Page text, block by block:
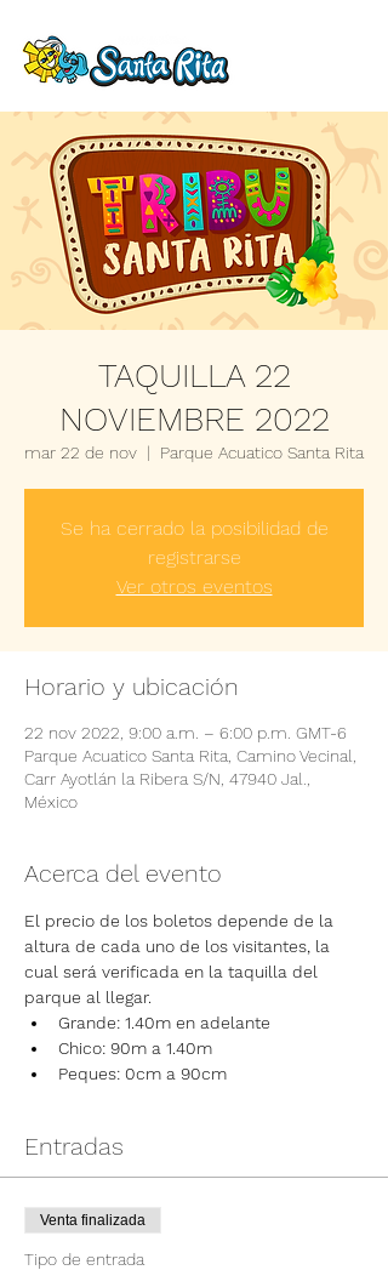
TAQUILLA 22
NOVIEMBRE 2022
mar 22 de nov
  |
Parque Acuatico Santa Rita
Se ha cerrado la posibilidad de
registrarse
Ver otros eventos
Horario y ubicación
22 nov 2022, 9:00 a.m. – 6:00 p.m. GMT-6
Parque Acuatico Santa Rita, Camino Vecinal,
Carr Ayotlán la Ribera S/N, 47940 Jal.,
México
Acerca del evento
El precio de los boletos depende de la
altura de cada uno de los visitantes, la
cual será verificada en la taquilla del
parque al llegar.
Grande: 1.40m en adelante
Chico: 90m a 1.40m
Peques: 0cm a 90cm
Entradas
Venta finalizada
Tipo de entrada